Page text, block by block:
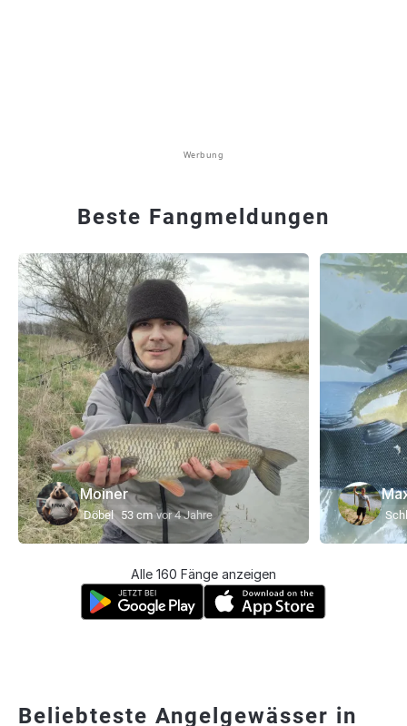
Werbung
Beste Fangmeldungen
Moiner
Döbel 53 cm vor 4 Jahre
Alle 160 Fänge anzeigen
Beliebteste Angelgewässer in